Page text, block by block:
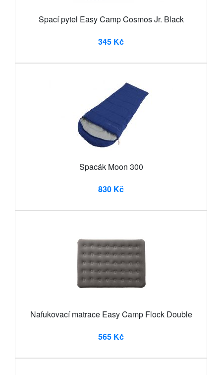
Spací pytel Easy Camp Cosmos Jr. Black
345 Kč
Spacák Moon 300
830 Kč
Nafukovací matrace Easy Camp Flock Double
565 Kč